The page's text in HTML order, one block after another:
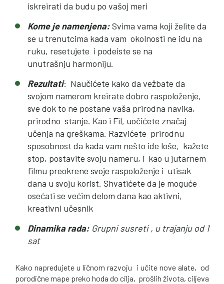
iskreirati da budu po vašoj meri
Kome je namenjena:Svima vama koji želite da
se u trenutcima kada vam okolnosti ne idu na
ruku, resetujete i podeiste se na
unutrašnju harmoniju.
Rezultati: Naučićete kako da vežbate da
svojom namerom kreirate dobro raspoloženje,
sve dok to ne postane vaša prirodna navika,
prirodno stanje. Kao i Fil, uočićete značaj
učenja na greškama. Razvićete prirodnu
sposobnost da kada vam nešto ide loše, kažete
stop, postavite svoju nameru, i kao u jutarnem
filmu preokrene svoje raspoloženje i utisak
dana u svoju korist. Shvatićete da je moguće
osećati se većim delom dana kao aktivni,
kreativni učesnik
Dinamika rada: Grupni susreti , u trajanju od 1
sat
Kako napredujete u ličnom razvoju i učite nove alate, od
porodične mape preko hoda do cilja, prošlih života, ciljeva